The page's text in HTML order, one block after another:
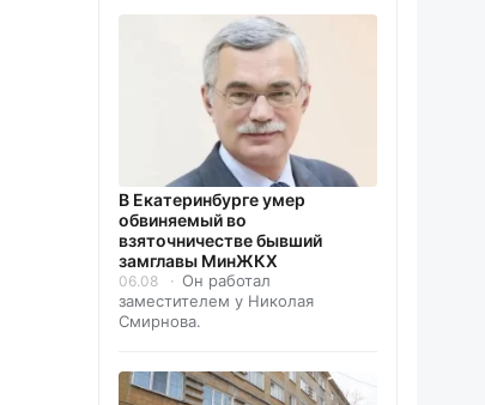
В Екатеринбурге умер
обвиняемый во
взяточничестве бывший
замглавы МинЖКХ
06.08
Он работал
заместителем у Николая
Смирнова.